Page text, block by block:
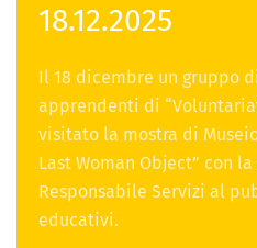
18.12.2025
Il 18 dicembre un gruppo
apprendenti di
visitato la mostra di
Last Woman Object” con
Responsabile Servizi al
educativi.